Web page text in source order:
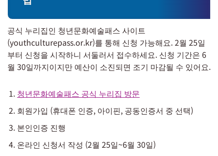
공식 누리집인 청년문화예술패스 사이트
(youthculturepass.or.kr)를 통해 신청 가능해요. 2월 25일
부터 신청을 시작하니 서둘러서 접수하세요. 신청 기간은 6
월 30일까지이지만 예산이 소진되면 조기 마감될 수 있어요.
청년문화예술패스 공식 누리집 방문
회원가입 (휴대폰 인증, 아이핀, 공동인증서 중 선택)
본인인증 진행
온라인 신청서 작성 (2월 25일~6월 30일)